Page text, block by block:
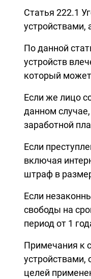
Статья 222.1
устройствами,
По данной
устройств
который может
Если же лицо
данном
заработной
Если
включая
штраф в
Если
свободы на
период от 1
Примечания к
устройствами,
целей